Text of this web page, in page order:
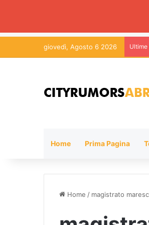
giovedì, Agosto 6 2026
Home Prima Pagina
Home / magistrato